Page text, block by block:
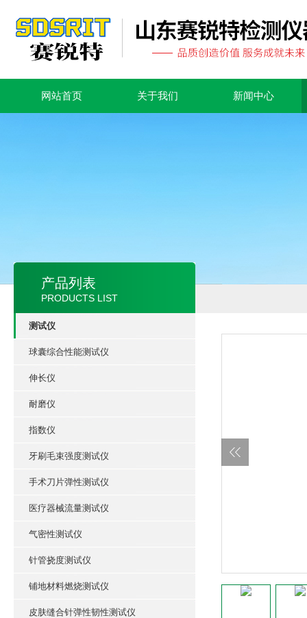
网站首页 关于我们 新闻中心
产品列表
PRODUCTS LIST
测试仪
球囊综合性能测试仪
伸长仪
耐磨仪
指数仪
牙刷毛束强度测试仪
手术刀片弹性测试仪
医疗器械流量测试仪
气密性测试仪
针管挠度测试仪
铺地材料燃烧测试仪
皮肤缝合针弹性韧性测试仪